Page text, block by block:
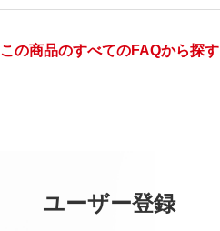
この商品のすべてのFAQから探す
ユーザー登録